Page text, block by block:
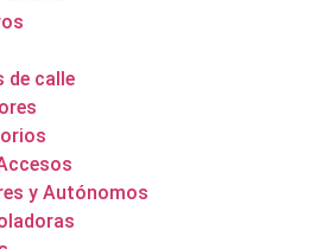
de calle
y Autónomos